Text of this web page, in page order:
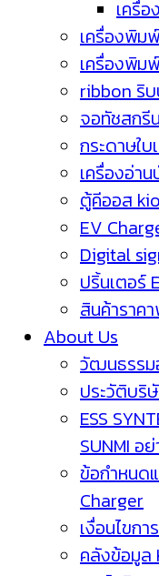
เครื่อ
เครื่องพิม
เครื่องพิม
ribbon ริ
จอทัชสกรี
กระดาษใ
เครื่องอ่า
ตู้คีออส
EV
Digital
ปริ้นเตอร์
สินค้าราค
About Us
วัฒนธรรม
ประวัติบริ
ESS
SUNMI อ
ข้อกำหนด
Charger
เงื่อนไขกา
คลังข้อมูล